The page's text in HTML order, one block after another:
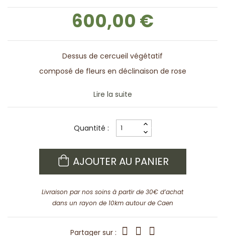
600,00 €
Dessus de cercueil végétatif
composé de fleurs en déclinaison de rose
Lire la suite
Quantité :
AJOUTER AU PANIER
Livraison par nos soins à partir de 30€ d’achat
dans un rayon de 10km autour de Caen
Partager sur :